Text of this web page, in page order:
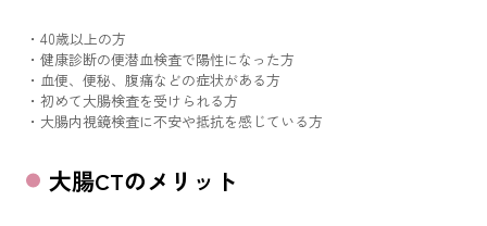
40歳以上の方
健康診断の便潜血検査で陽性になった方
血便、便秘、腹痛などの症状がある方
初めて大腸検査を受けられる方
大腸内視鏡検査に不安や抵抗を感じている方
大腸CTのメリット